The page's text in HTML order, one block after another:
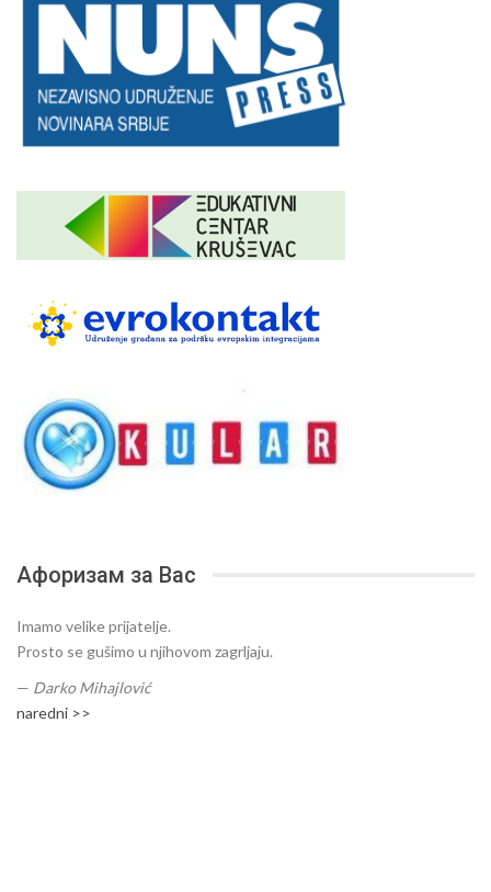
Афоризам за Вас
Imamo velike prijatelje.
Prosto se gušimo u njihovom zagrljaju.
— Darko Mihajlović
naredni >>